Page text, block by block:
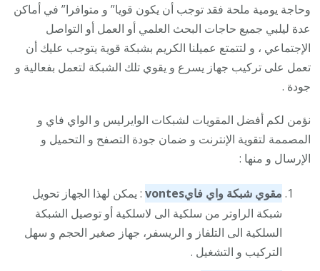
وحاجة يومية ملحة فقد توجب أن يكون قويا” و متوافرا” في أماكن
عدة ليلبي جميع حاجات البحث العلمي أو العمل أو التواصل
الإجتماعي ، و لتتمتع عميلنا الكريم بشبكة قوية يتوجب عليك أن
تعمل على تركيب جهاز يسرع و يقوي تلك الشبكة لتعمل بفعالية و
جودة .
نؤمن لكم أفضل المقويات لشبكات الوايرليس و الواي فاي و
المصممة لتقوية الإنترنت و ضمان جودة التصفح و التحميل و
الإرسال و منها :
مقوي شبكة واي فايvontes : يمكن لهذا الجهاز تحويل
شبكة الراوتر من سلكية الى لاسلكية أو توصيل الشبكة
السلكية الى التلفاز و الريسفر، جهاز صغير الحجم و سهل
التركيب و التشغيل .